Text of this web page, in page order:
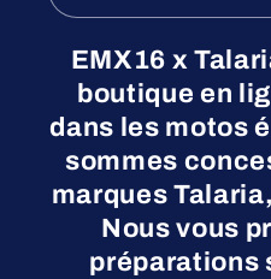
EMX16 x
boutique en
dans les motos
sommes
marques
Nous vous
préparations